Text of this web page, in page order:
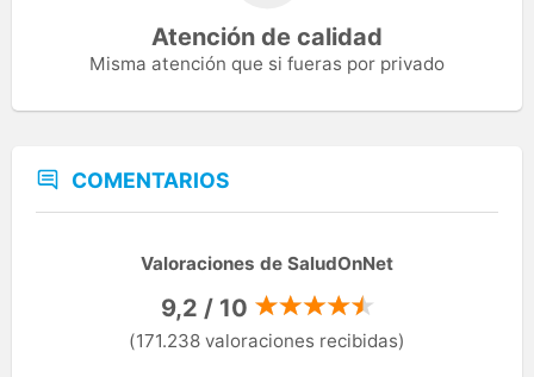
Atención de calidad
Misma atención que si fueras por privado
COMENTARIOS
Valoraciones de SaludOnNet
9,2 / 10
(171.238 valoraciones recibidas)